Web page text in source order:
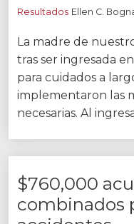
Resultados Ellen C.
La madre de
tras ser ingresada
para cuidados a
implementaron las
necesarias. Al
$760,000
combinados